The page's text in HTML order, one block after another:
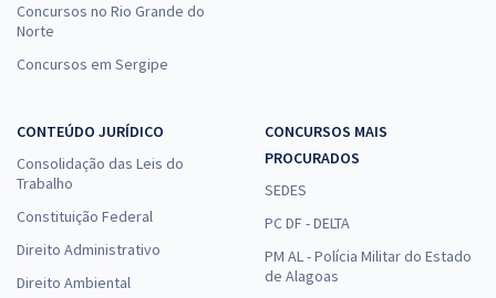
Concursos no Rio Grande do
Norte
Concursos em Sergipe
CONTEÚDO JURÍDICO
Consolidação das Leis do
Trabalho
Constituição Federal
Direito Administrativo
Direito Ambiental
CONCURSOS MAIS
PROCURADOS
SEDES
PC DF - DELTA
PM AL - Polícia Militar do Estado
de Alagoas